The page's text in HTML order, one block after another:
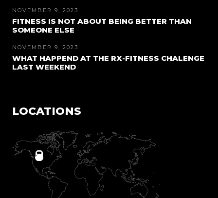
NOVEMBER 9, 2023
FITNESS IS NOT ABOUT BEING BETTER THAN
SOMEONE ELSE
NOVEMBER 9, 2023
WHAT HAPPEND AT THE RX-FITNESS CHALENGE
LAST WEEKEND
LOCATIONS